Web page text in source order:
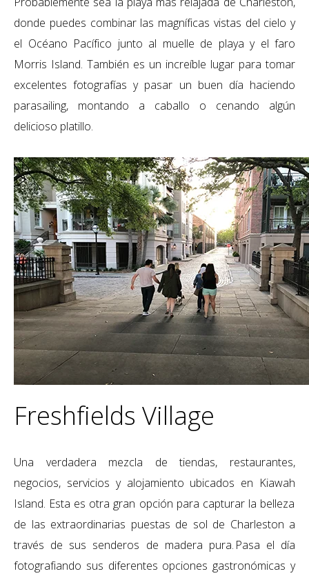
donde puedes combinar las magníficas vistas del cielo y
el Océano Pacífico junto al muelle de playa y el faro
Morris Island. También es un increíble lugar para tomar
excelentes fotografías y pasar un buen día haciendo
parasailing, montando a caballo o cenando algún
delicioso platillo.
Freshfields Village
Una verdadera mezcla de tiendas, restaurantes,
negocios, servicios y alojamiento ubicados en Kiawah
Island. Esta es otra gran opción para capturar la belleza
de las extraordinarias puestas de sol de Charleston a
través de sus senderos de madera pura. Pasa el día
fotografiando sus diferentes opciones gastronómicas y